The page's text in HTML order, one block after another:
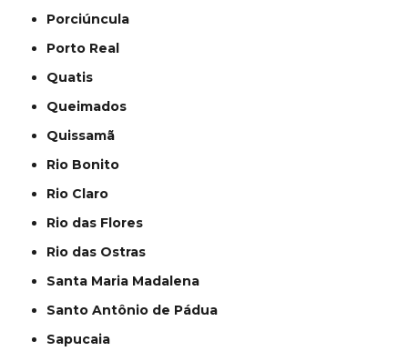
Porciúncula
Porto Real
Quatis
Queimados
Quissamã
Rio Bonito
Rio Claro
Rio das Flores
Rio das Ostras
Santa Maria Madalena
Santo Antônio de Pádua
Sapucaia